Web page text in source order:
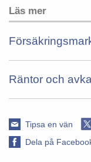
Läs mer
Räntor och
Tipsa en vän
Dela på